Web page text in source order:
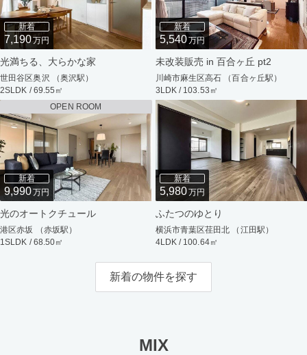
新着
7,190万円
光満ちる、大らかな家
世田谷区奥沢 （奥沢駅）
2SLDK / 69.55㎡
新着
5,540万円
未改装販売 in 百合ヶ丘 pt2
川崎市麻生区高石 （百合ヶ丘駅）
3LDK / 103.53㎡
OPEN ROOM
新着
9,990万円
光のオートクチュール
港区赤坂 （赤坂駅）
1SLDK / 68.50㎡
新着
5,980万円
ふたつのゆとり
横浜市青葉区荏田北 （江田駅）
4LDK / 100.64㎡
新着の物件を探す
MIX